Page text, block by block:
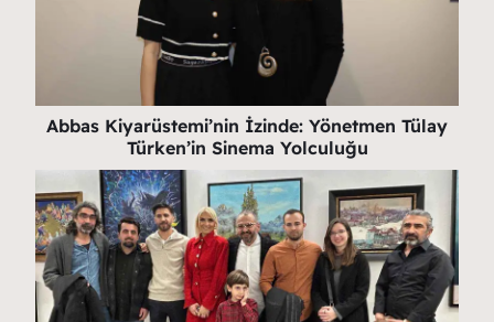
Abbas Kiyarüstemi’nin İzinde: Yönetmen Tülay
Türken’in Sinema Yolculuğu